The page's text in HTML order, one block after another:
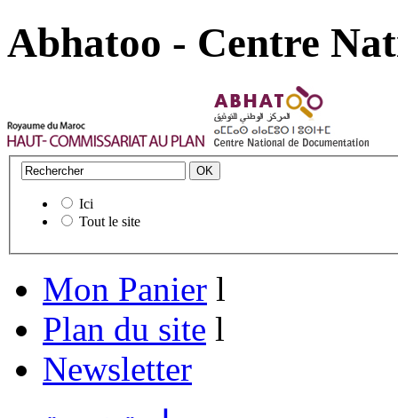
Abhatoo - Centre
Ici
Tout le site
Mon Panier l
Plan du site l
Newsletter